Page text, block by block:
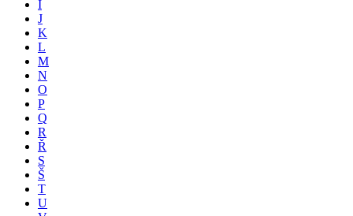
I
J
K
L
M
N
O
P
Q
R
Ř
S
Š
T
U